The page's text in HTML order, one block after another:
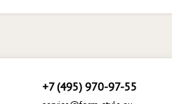
+7 (495) 970-97-55